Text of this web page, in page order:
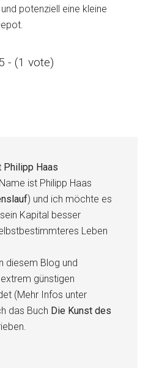
potenziell eine kleine
- (1 vote)
Philipp Haas
ist Philipp Haas
) und ich möchte es
Kapital besser
Leben
diesem Blog und
günstigen
(Mehr Infos unter
das Buch Die Kunst des